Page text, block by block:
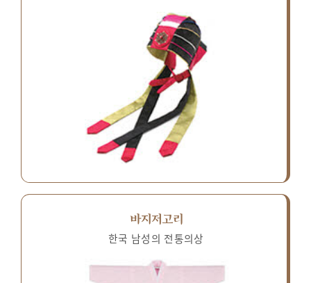
바지저고리
한국 남성의 전통의상